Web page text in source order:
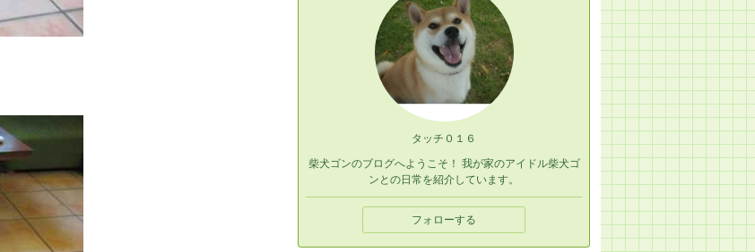
タッチ０１６
柴犬ゴンのブログへようこそ！ 我が家のアイドル柴犬ゴ
ンとの日常を紹介しています。
フォローする